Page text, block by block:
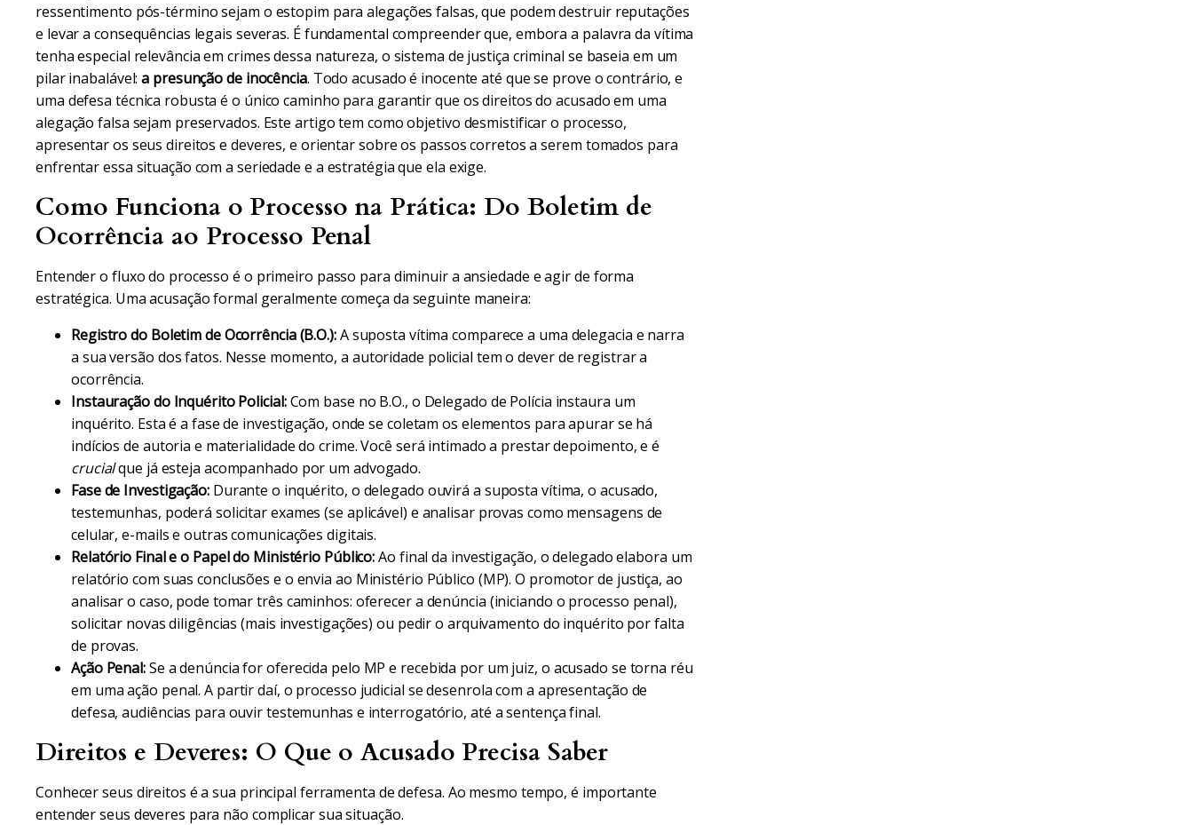
ressentimento pós-término sejam o estopim para alegações falsas, que podem destruir reputações
e levar a consequências legais severas. É fundamental compreender que, embora a palavra da vítima
tenha especial relevância em crimes dessa natureza, o sistema de justiça criminal se baseia em um
pilar inabalável:a presunção de inocência. Todo acusado é inocente até que se prove o contrário, e
uma defesa técnica robusta é o único caminho para garantir que os direitos do acusado em uma
alegação falsa sejam preservados. Este artigo tem como objetivo desmistificar o processo,
apresentar os seus direitos e deveres, e orientar sobre os passos corretos a serem tomados para
enfrentar essa situação com a seriedade e a estratégia que ela exige.
Como Funciona o Processo na Prática: Do Boletim de
Ocorrência ao Processo Penal
Entender o fluxo do processo é o primeiro passo para diminuir a ansiedade e agir de forma
estratégica. Uma acusação formal geralmente começa da seguinte maneira:
Registro do Boletim de Ocorrência (B.O.):A suposta vítima comparece a uma delegacia e narra
a sua versão dos fatos. Nesse momento, a autoridade policial tem o dever de registrar a
ocorrência.
Instauração do Inquérito Policial:Com base no B.O., o Delegado de Polícia instaura um
inquérito. Esta é a fase de investigação, onde se coletam os elementos para apurar se há
indícios de autoria e materialidade do crime. Você será intimado a prestar depoimento, e é
crucialque já esteja acompanhado por um advogado.
Fase de Investigação:Durante o inquérito, o delegado ouvirá a suposta vítima, o acusado,
testemunhas, poderá solicitar exames (se aplicável) e analisar provas como mensagens de
celular, e-mails e outras comunicações digitais.
Relatório Final e o Papel do Ministério Público:Ao final da investigação, o delegado elabora um
relatório com suas conclusões e o envia ao Ministério Público (MP). O promotor de justiça, ao
analisar o caso, pode tomar três caminhos: oferecer a denúncia (iniciando o processo penal),
solicitar novas diligências (mais investigações) ou pedir o arquivamento do inquérito por falta
de provas.
Ação Penal:Se a denúncia for oferecida pelo MP e recebida por um juiz, o acusado se torna réu
em uma ação penal. A partir daí, o processo judicial se desenrola com a apresentação de
defesa, audiências para ouvir testemunhas e interrogatório, até a sentença final.
Direitos e Deveres: O Que o Acusado Precisa Saber
Conhecer seus direitos é a sua principal ferramenta de defesa. Ao mesmo tempo, é importante
entender seus deveres para não complicar sua situação.